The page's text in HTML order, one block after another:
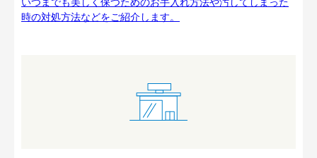
時の対処方法などをご紹介します。